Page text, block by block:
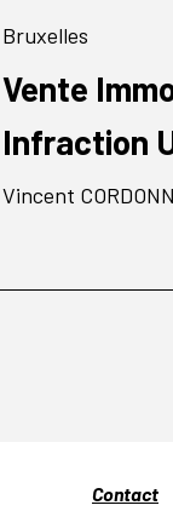
Bruxelles
Vente
Infraction
Vincent
Contact